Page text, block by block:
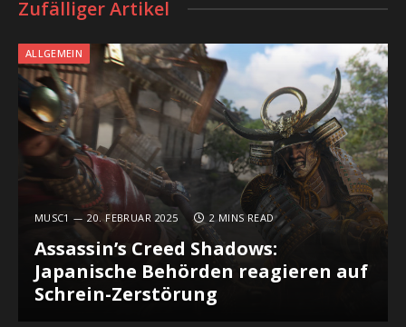
Zufälliger Artikel
ALLGEMEIN
MUSC1 20. FEBRUAR 2025 2 MINS READ
Assassin’s Creed Shadows:
Japanische Behörden reagieren auf
Schrein-Zerstörung